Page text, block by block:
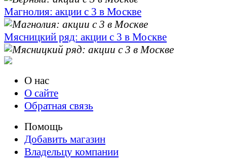
Магнолия: акции с 3 в Москве
Мясницкий ряд: акции с 3 в Москве
О нас
О сайте
Обратная связь
Помощь
Добавить магазин
Владельцу компании